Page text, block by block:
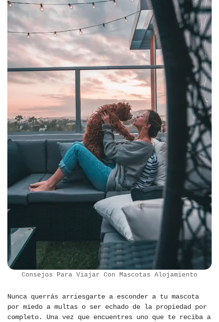
Consejos Para Viajar Con Mascotas Alojamiento
Nunca querrás arriesgarte a esconder a tu mascota
por miedo a multas o ser echado de la propiedad por
completo. Una vez que encuentres uno que te reciba a